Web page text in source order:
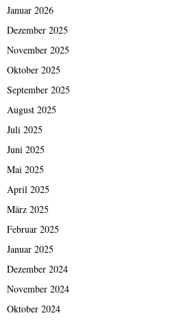
Januar 2026
Dezember 2025
November 2025
Oktober 2025
September 2025
August 2025
Juli 2025
Juni 2025
Mai 2025
April 2025
März 2025
Februar 2025
Januar 2025
Dezember 2024
November 2024
Oktober 2024